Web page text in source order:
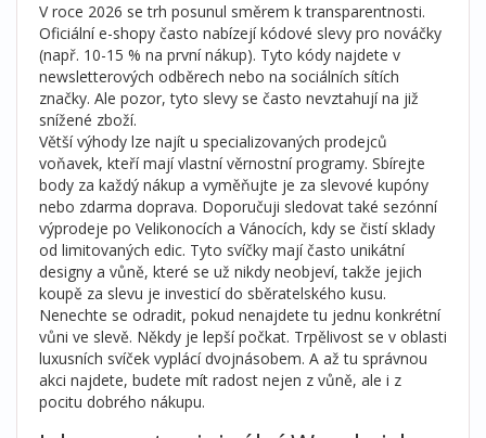
V roce 2026 se trh posunul směrem k transparentnosti.
Oficiální e-shopy často nabízejí kódové slevy pro nováčky
(např. 10-15 % na první nákup). Tyto kódy najdete v
newsletterových odběrech nebo na sociálních sítích
značky. Ale pozor, tyto slevy se často nevztahují na již
snížené zboží.
Větší výhody lze najít u specializovaných prodejců
voňavek, kteří mají vlastní věrnostní programy. Sbírejte
body za každý nákup a vyměňujte je za slevové kupóny
nebo zdarma doprava. Doporučuji sledovat také sezónní
výprodeje po Velikonocích a Vánocích, kdy se čistí sklady
od limitovaných edic. Tyto svíčky mají často unikátní
designy a vůně, které se už nikdy neobjeví, takže jejich
koupě za slevu je investicí do sběratelského kusu.
Nenechte se odradit, pokud nenajdete tu jednu konkrétní
vůni ve slevě. Někdy je lepší počkat. Trpělivost se v oblasti
luxusních svíček vyplácí dvojnásobem. A až tu správnou
akci najdete, budete mít radost nejen z vůně, ale i z
pocitu dobrého nákupu.